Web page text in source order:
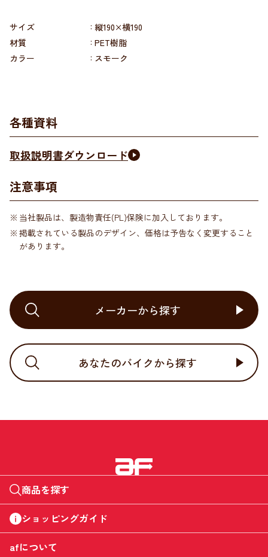
サイズ
縦190×横190
材質
PET樹脂
カラー
スモーク
各種資料
取扱説明書ダウンロード
注意事項
当社製品は、製造物責任(PL)保険に加入しております。
掲載されている製品のデザイン、価格は予告なく変更すること
があります。
メーカーから探す
あなたのバイクから探す
商品を探す
ショッピングガイド
afについて